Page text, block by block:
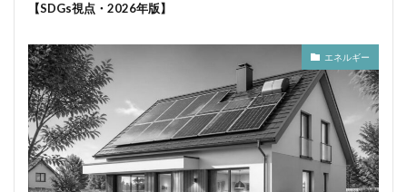
【SDGs視点・2026年版】
エネルギー